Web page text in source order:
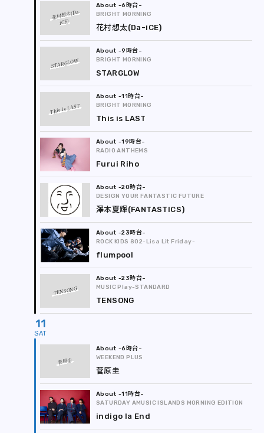
花村想太(Da-
iCE)
-6時台
BRIGHT MORNING
花村想太(Da-iCE)
STARGLOW
-9時台
BRIGHT MORNING
STARGLOW
This is LAST
-11時台
BRIGHT MORNING
This is LAST
-19時台
RADIO ANTHEMS
Furui Riho
-20時台
DESIGN YOUR FANTASTIC FUTURE
澤本夏輝(FANTASTICS)
-23時台
ROCK KIDS 802-Lisa Lit Friday-
flumpool
TENSONG
-23時台
MUSIC Play-STANDARD
TENSONG
11
菅原圭
-6時台
WEEKEND PLUS
菅原圭
-11時台
SATURDAY AMUSIC ISLANDS MORNING EDITION
indigo la End